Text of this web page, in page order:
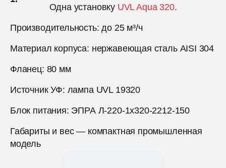
Одна установку UVL Aqua 320.
Производительность: до 25 м³/ч
Материал корпуса: нержавеющая сталь AISI 304
Фланец: 80 мм
Источник УФ: лампа UVL 19320
Блок питания: ЭПРА Л-220-1х320-2212-150
Габариты и вес — компактная промышленная
модель